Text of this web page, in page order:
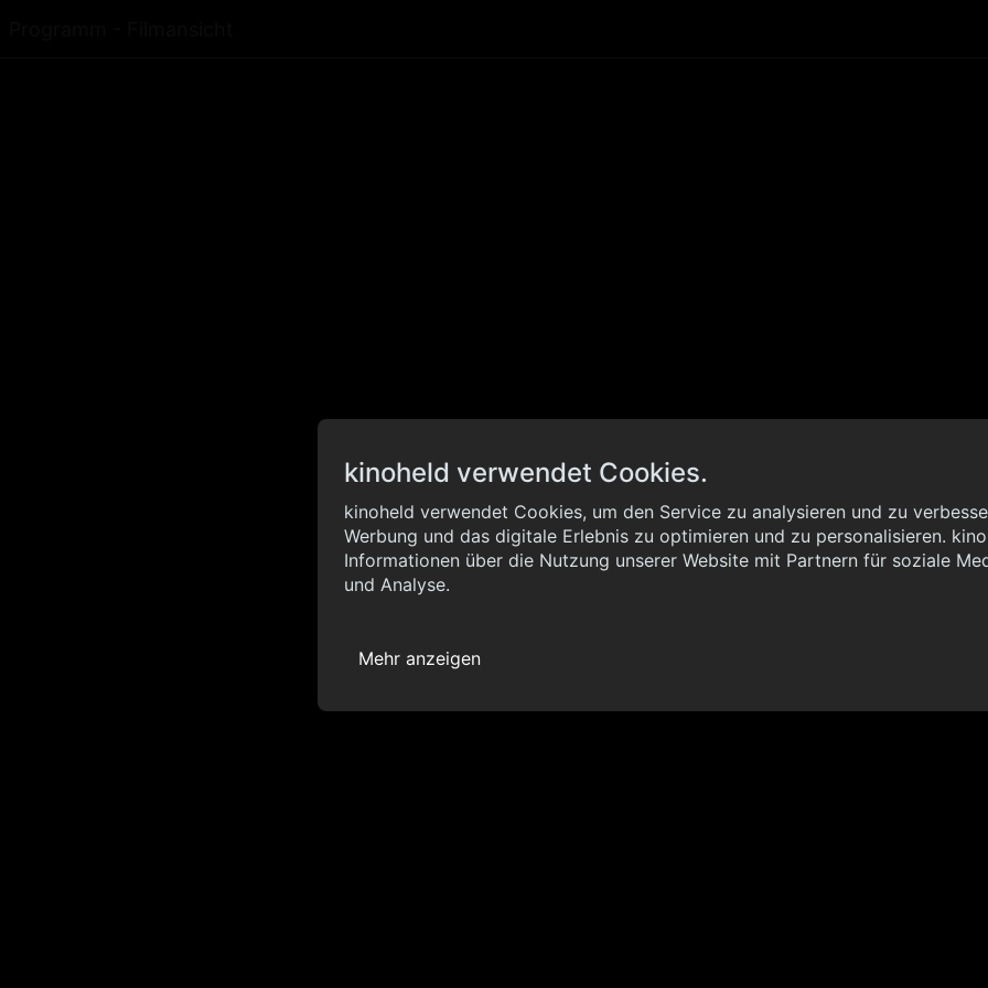
kinoheld verwendet Cookies.
kinoheld verwendet Cookies, um den Service zu analysieren und zu
Werbung und das digitale Erlebnis zu optimieren und zu personalisieren.
Informationen über die Nutzung unserer Website mit Partnern für soziale
und Analyse.
Mehr anzeigen
Info
{ "__sentry_xhr__": { "method": "POST", "url": "//graph.kinoheld.de:/graphql/v1/
"status_code": 0 } }